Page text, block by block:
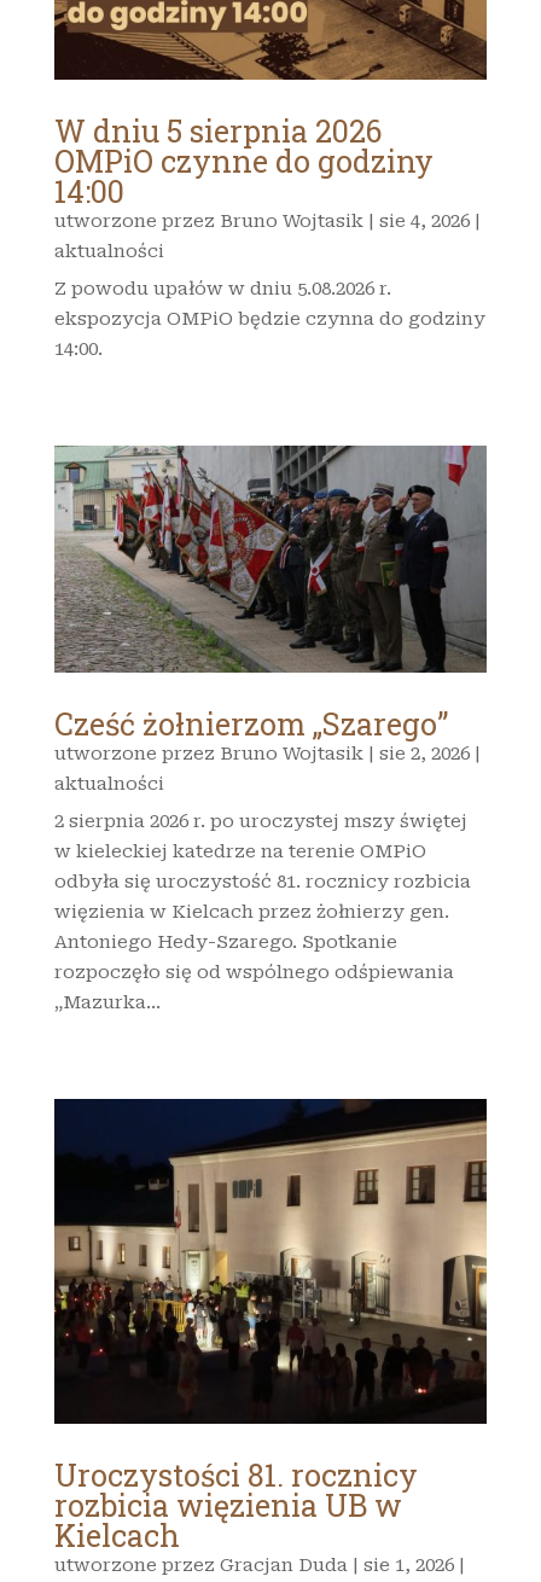
W dniu 5 sierpnia 2026
OMPiO czynne do godziny
14:00
utworzone przez Bruno Wojtasik| sie 4, 2026|
aktualności
Z powodu upałów w dniu 5.08.2026 r.
ekspozycja OMPiO będzie czynna do godziny
14:00.
Cześć żołnierzom „Szarego”
utworzone przez Bruno Wojtasik| sie 2, 2026|
aktualności
2 sierpnia 2026 r. po uroczystej mszy świętej
w kieleckiej katedrze na terenie OMPiO
odbyła się uroczystość 81. rocznicy rozbicia
więzienia w Kielcach przez żołnierzy gen.
Antoniego Hedy-Szarego. Spotkanie
rozpoczęło się od wspólnego odśpiewania
„Mazurka...
Uroczystości 81. rocznicy
rozbicia więzienia UB w
Kielcach
utworzone przez Gracjan Duda | sie 1, 2026|